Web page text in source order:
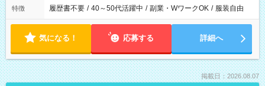
特徴 履歴書不要 / 40～50代活躍中 / 副業・WワークOK / 服装自由
気になる！ 応募する 詳細へ
掲載日：2026.08.07